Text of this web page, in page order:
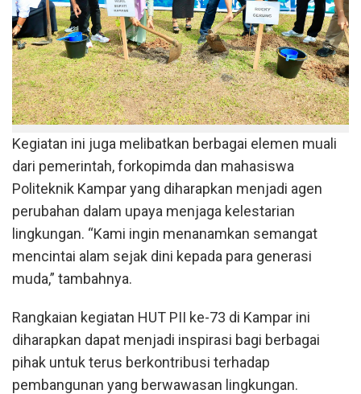
Kegiatan ini juga melibatkan berbagai elemen muali
dari pemerintah, forkopimda dan mahasiswa
Politeknik Kampar yang diharapkan menjadi agen
perubahan dalam upaya menjaga kelestarian
lingkungan. “Kami ingin menanamkan semangat
mencintai alam sejak dini kepada para generasi
muda,” tambahnya.
Rangkaian kegiatan HUT PII ke-73 di Kampar ini
diharapkan dapat menjadi inspirasi bagi berbagai
pihak untuk terus berkontribusi terhadap
pembangunan yang berwawasan lingkungan.